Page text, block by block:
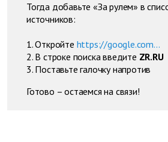
Тогда добавьте «За рулем» в
источников:
1. Откройте https://google.com...
2. В строке поиска введите ZR.RU
3. Поставьте галочку напротив
Готово – остаемся на связи!